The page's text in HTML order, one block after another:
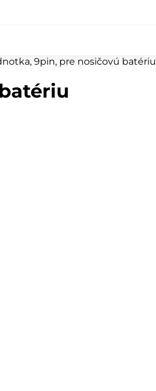
9pin, pre nosičovú batériu